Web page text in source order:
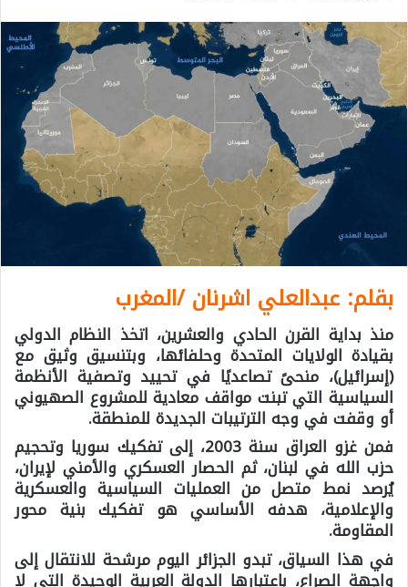
بقلم: عبدالعلي اشرنان /المغرب
منذ بداية القرن الحادي والعشرين، اتخذ النظام الدولي
بقيادة الولايات المتحدة وحلفائها، وبتنسيق وثيق مع
(إسرائيل)، منحىً تصاعديًا في تحييد وتصفية الأنظمة
السياسية التي تبنت مواقف معادية للمشروع الصهيوني
أو وقفت في وجه الترتيبات الجديدة للمنطقة.
فمن غزو العراق سنة 2003، إلى تفكيك سوريا وتحجيم
حزب الله في لبنان، ثم الحصار العسكري والأمني لإيران،
يُرصد نمط متصل من العمليات السياسية والعسكرية
والإعلامية، هدفه الأساسي هو تفكيك بنية محور
المقاومة.
في هذا السياق، تبدو الجزائر اليوم مرشحة للانتقال إلى
واجهة الصراع، باعتبارها الدولة العربية الوحيدة التي لا